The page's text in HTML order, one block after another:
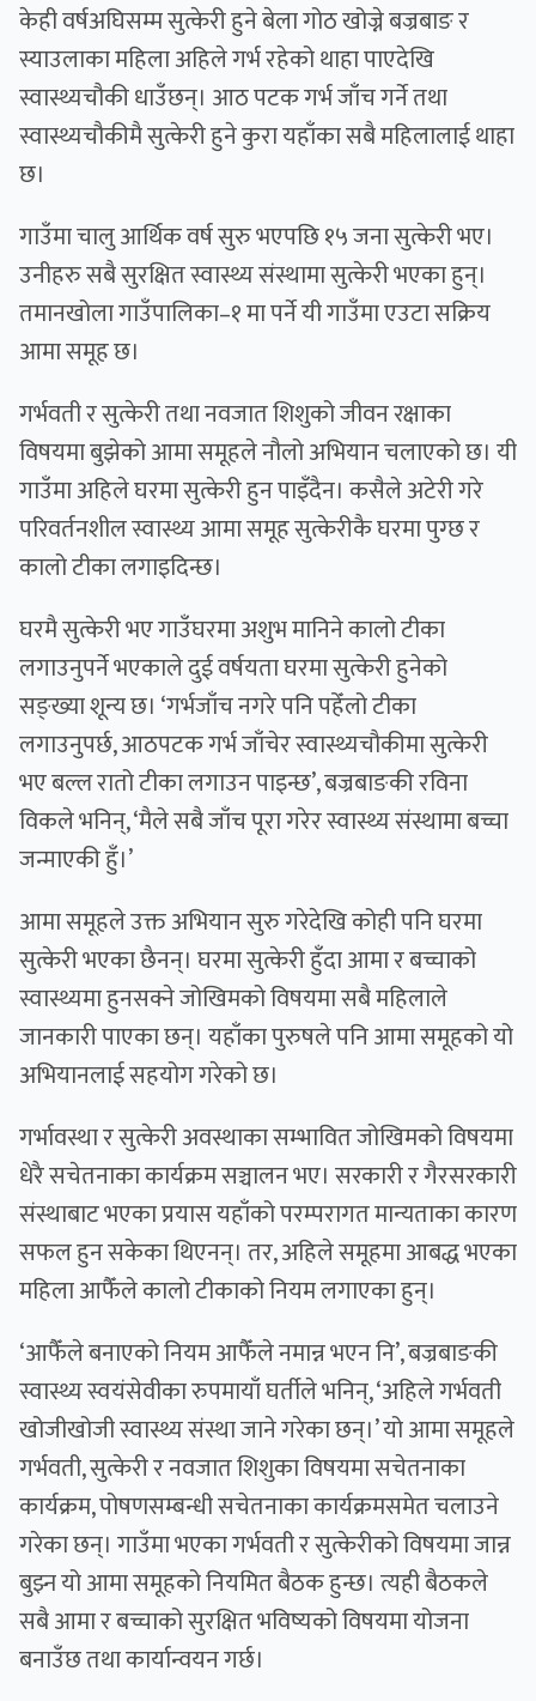
केही वर्षअघिसम्म सुत्केरी हुने बेला गोठ खोज्ने बज्रबाङ र
स्याउलाका महिला अहिले गर्भ रहेको थाहा पाएदेखि
स्वास्थ्यचौकी धाउँछन्। आठ पटक गर्भ जाँच गर्ने तथा
स्वास्थ्यचौकीमै सुत्केरी हुने कुरा यहाँका सबै महिलालाई थाहा
छ।
गाउँमा चालु आर्थिक वर्ष सुरु भएपछि १५ जना सुत्केरी भए।
उनीहरु सबै सुरक्षित स्वास्थ्य संस्थामा सुत्केरी भएका हुन्।
तमानखोला गाउँपालिका–१ मा पर्ने यी गाउँमा एउटा सक्रिय
आमा समूह छ।
गर्भवती र सुत्केरी तथा नवजात शिशुको जीवन रक्षाका
विषयमा बुझेको आमा समूहले नौलो अभियान चलाएको छ। यी
गाउँमा अहिले घरमा सुत्केरी हुन पाइँदैन। कसैले अटेरी गरे
परिवर्तनशील स्वास्थ्य आमा समूह सुत्केरीकै घरमा पुग्छ र
कालो टीका लगाइदिन्छ।
घरमै सुत्केरी भए गाउँघरमा अशुभ मानिने कालो टीका
लगाउनुपर्ने भएकाले दुई वर्षयता घरमा सुत्केरी हुनेको
सङ्ख्या शून्य छ। ‘गर्भजाँच नगरे पनि पहेँलो टीका
लगाउनुपर्छ, आठपटक गर्भ जाँचेर स्वास्थ्यचौकीमा सुत्केरी
भए बल्ल रातो टीका लगाउन पाइन्छ’, बज्रबाङकी रविना
विकले भनिन्, ‘मैले सबै जाँच पूरा गरेर स्वास्थ्य संस्थामा बच्चा
जन्माएकी हुँ।’
आमा समूहले उक्त अभियान सुरु गरेदेखि कोही पनि घरमा
सुत्केरी भएका छैनन्। घरमा सुत्केरी हुँदा आमा र बच्चाको
स्वास्थ्यमा हुनसक्ने जोखिमको विषयमा सबै महिलाले
जानकारी पाएका छन्। यहाँका पुरुषले पनि आमा समूहको यो
अभियानलाई सहयोग गरेको छ।
गर्भावस्था र सुत्केरी अवस्थाका सम्भावित जोखिमको विषयमा
धेरै सचेतनाका कार्यक्रम सञ्चालन भए। सरकारी र गैरसरकारी
संस्थाबाट भएका प्रयास यहाँको परम्परागत मान्यताका कारण
सफल हुन सकेका थिएनन्। तर, अहिले समूहमा आबद्ध भएका
महिला आफैँले कालो टीकाको नियम लगाएका हुन्।
‘आफैँले बनाएको नियम आफैँले नमान्न भएन नि’, बज्रबाङकी
स्वास्थ्य स्वयंसेवीका रुपमायाँ घर्तीले भनिन्, ‘अहिले गर्भवती
खोजीखोजी स्वास्थ्य संस्था जाने गरेका छन्।’ यो आमा समूहले
गर्भवती, सुत्केरी र नवजात शिशुका विषयमा सचेतनाका
कार्यक्रम, पोषणसम्बन्धी सचेतनाका कार्यक्रमसमेत चलाउने
गरेका छन्। गाउँमा भएका गर्भवती र सुत्केरीको विषयमा जान्न
बुझ्न यो आमा समूहको नियमित बैठक हुन्छ। त्यही बैठकले
सबै आमा र बच्चाको सुरक्षित भविष्यको विषयमा योजना
बनाउँछ तथा कार्यान्वयन गर्छ।